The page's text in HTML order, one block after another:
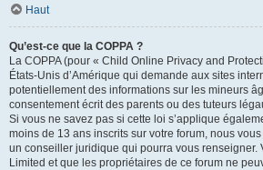
Haut
Qu’est-ce que la COPPA ?
La COPPA (pour « Child Online Privacy and
États-Unis d’Amérique qui demande aux sites
potentiellement des informations sur les mineurs
consentement écrit des parents ou des tuteurs
Si vous ne savez pas si cette loi s’applique
moins de 13 ans inscrits sur votre forum, nous
un conseiller juridique qui pourra vous renseigner.
Limited et que les propriétaires de ce forum ne